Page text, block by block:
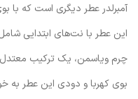
آمبرلدر عطر دیگری است که با
این عطر با نت‌های ابتدایی
چرم ویاسمن، یک ترکیب
بوی کهربا و دودی این عطر به